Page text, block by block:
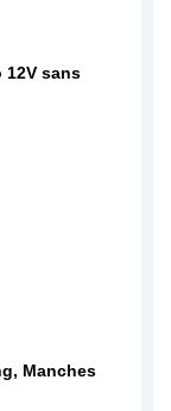
12V sans
Manches